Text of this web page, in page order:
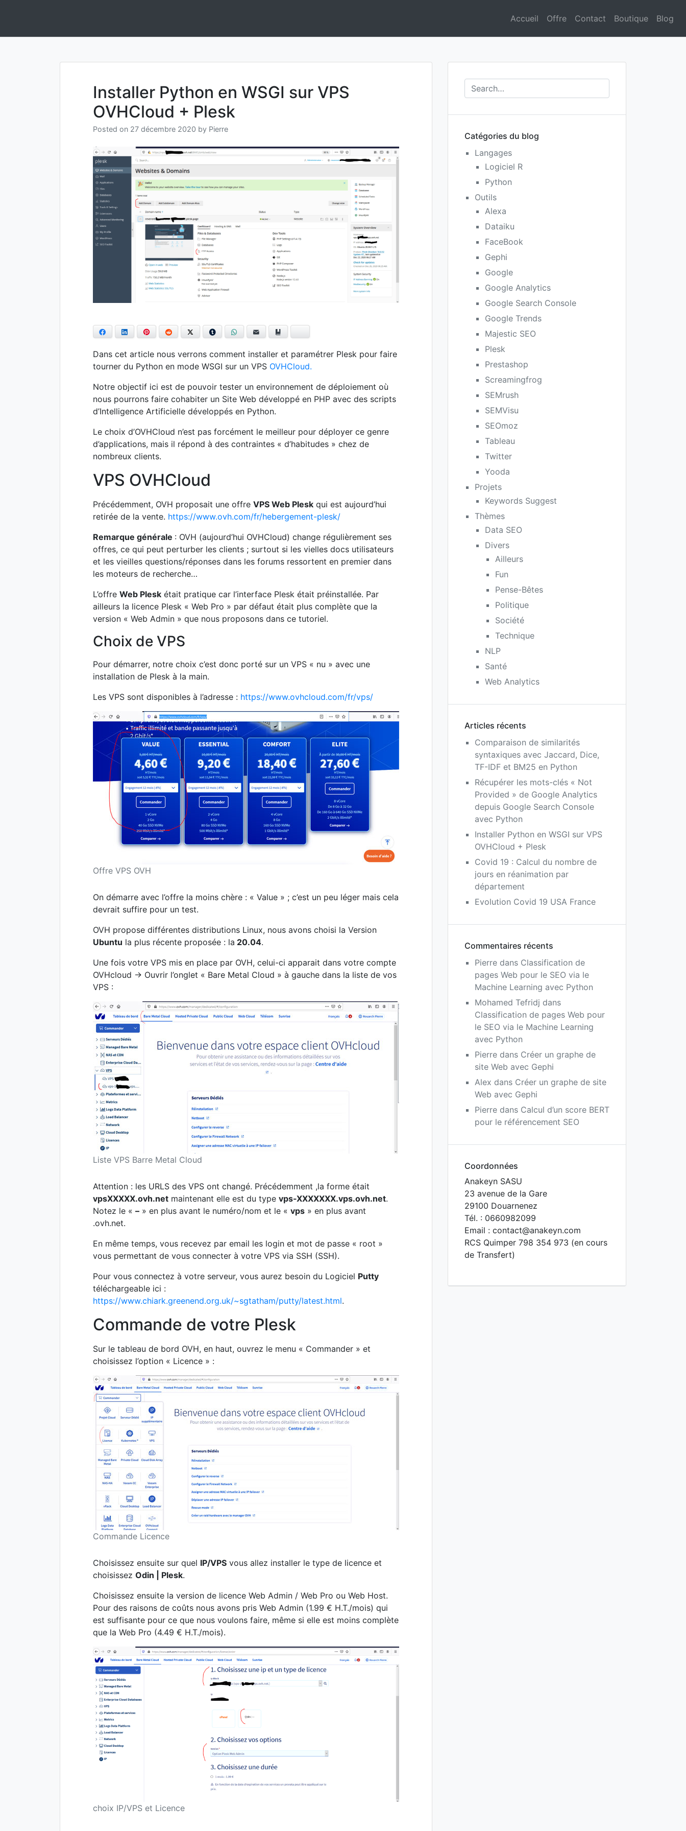
Accueil Offre Contact Boutique Blog
Installer Python en WSGI sur VPS
OVHCloud + Plesk
Posted on 27 décembre 2020 by Pierre
FacebookLinkedIn Pinterest Reddit Twitter Tumblr WhatsAppE-mail
Dans cet article nous verrons comment installer et paramétrer Plesk pour faire
tourner du Python en mode WSGI sur un VPS OVHCloud.
Notre objectif ici est de pouvoir tester un environnement de déploiement où
nous pourrons faire cohabiter un Site Web développé en PHP avec des scripts
d’Intelligence Artificielle développés en Python.
Le choix d’OVHCloud n’est pas forcément le meilleur pour déployer ce genre
d’applications, mais il répond à des contraintes « d’habitudes » chez de
nombreux clients.
VPS OVHCloud
Précédemment, OVH proposait une offre VPS Web Plesk qui est aujourd’hui
retirée de la vente. https://www.ovh.com/fr/hebergement-plesk/
Remarque générale : OVH (aujourd’hui OVHCloud) change régulièrement ses
offres, ce qui peut perturber les clients ; surtout si les vielles docs utilisateurs
et les vieilles questions/réponses dans les forums ressortent en premier dans
les moteurs de recherche…
L’offre Web Plesk était pratique car l’interface Plesk était préinstallée. Par
ailleurs la licence Plesk « Web Pro » par défaut était plus complète que la
version « Web Admin » que nous proposons dans ce tutoriel.
Choix de VPS
Pour démarrer, notre choix c’est donc porté sur un VPS « nu » avec une
installation de Plesk à la main.
Les VPS sont disponibles à l’adresse : https://www.ovhcloud.com/fr/vps/
Offre VPS OVH
On démarre avec l’offre la moins chère : « Value » ; c’est un peu léger mais cela
devrait suffire pour un test.
OVH propose différentes distributions Linux, nous avons choisi la Version
Ubuntu la plus récente proposée : la 20.04.
Une fois votre VPS mis en place par OVH, celui-ci apparait dans votre compte
OVHcloud -> Ouvrir l’onglet « Bare Metal Cloud » à gauche dans la liste de vos
VPS :
Liste VPS Barre Metal Cloud
Attention : les URLS des VPS ont changé. Précédemment ,la forme était
vpsXXXXX.ovh.net maintenant elle est du type vps-XXXXXXX.vps.ovh.net.
Notez le « – » en plus avant le numéro/nom et le « vps » en plus avant
.ovh.net.
En même temps, vous recevez par email les login et mot de passe « root »
vous permettant de vous connecter à votre VPS via SSH (SSH).
Pour vous connectez à votre serveur, vous aurez besoin du Logiciel Putty
téléchargeable ici :
https://www.chiark.greenend.org.uk/~sgtatham/putty/latest.html.
Commande de votre Plesk
Sur le tableau de bord OVH, en haut, ouvrez le menu « Commander » et
choisissez l’option « Licence » :
Commande Licence
Choisissez ensuite sur quel IP/VPS vous allez installer le type de licence et
choisissez Odin | Plesk.
Choisissez ensuite la version de licence Web Admin / Web Pro ou Web Host.
Pour des raisons de coûts nous avons pris Web Admin (1.99 € H.T./mois) qui
est suffisante pour ce que nous voulons faire, même si elle est moins complète
que la Web Pro (4.49 € H.T./mois).
choix IP/VPS et Licence
Catégories du blog
Langages
Logiciel R
Python
Outils
Alexa
Dataiku
FaceBook
Gephi
Google
Google Analytics
Google Search Console
Google Trends
Majestic SEO
Plesk
Prestashop
Screamingfrog
SEMrush
SEMVisu
SEOmoz
Tableau
Twitter
Yooda
Projets
Keywords Suggest
Thèmes
Data SEO
Divers
Ailleurs
Fun
Pense-Bêtes
Politique
Société
Technique
NLP
Santé
Web Analytics
Articles récents
Comparaison de similarités
syntaxiques avec Jaccard, Dice,
TF-IDF et BM25 en Python
Récupérer les mots-clés « Not
Provided » de Google Analytics
depuis Google Search Console
avec Python
Installer Python en WSGI sur VPS
OVHCloud + Plesk
Covid 19 : Calcul du nombre de
jours en réanimation par
département
Evolution Covid 19 USA France
Commentaires récents
Pierre dans Classification de
pages Web pour le SEO via le
Machine Learning avec Python
Mohamed Tefridj dans
Classification de pages Web pour
le SEO via le Machine Learning
avec Python
Pierre dans Créer un graphe de
site Web avec Gephi
Alex dans Créer un graphe de site
Web avec Gephi
Pierre dans Calcul d’un score BERT
pour le référencement SEO
Coordonnées
Anakeyn SASU
23 avenue de la Gare
29100 Douarnenez
Tél. : 0660982099
Email : contact@anakeyn.com
RCS Quimper 798 354 973 (en cours
de Transfert)